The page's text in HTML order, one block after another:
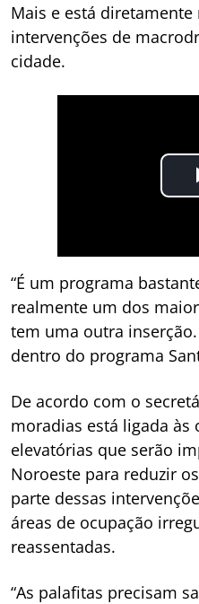
Mais e está diretamente
intervenções de
cidade.
“É um programa
realmente um dos
tem uma outra
dentro do programa
De acordo com o
moradias está ligada às
elevatórias que serão
Noroeste para reduzir
parte dessas
áreas de ocupação
reassentadas.
“As palafitas precisam